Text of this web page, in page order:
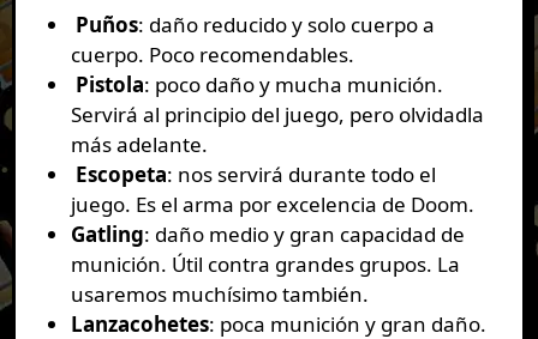
Puños: daño reducido y solo cuerpo a
cuerpo. Poco recomendables.
Pistola: poco daño y mucha munición.
Servirá al principio del juego, pero olvidadla
más adelante.
Escopeta: nos servirá durante todo el
juego. Es el arma por excelencia de Doom.
Gatling: daño medio y gran capacidad de
munición. Útil contra grandes grupos. La
usaremos muchísimo también.
Lanzacohetes: poca munición y gran daño.